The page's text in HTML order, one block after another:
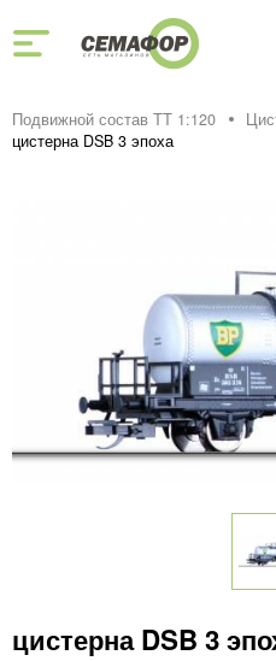
Подвижной состав ТТ 1:120
цистерна DSB 3 эпоха
цистерна DSB 3